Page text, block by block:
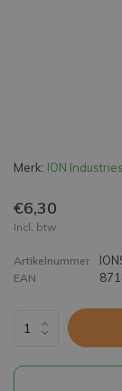
Merk: ION Industries
€6,30
Incl. btw
Artikelnummer
EAN